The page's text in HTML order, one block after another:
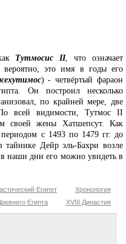
Тутмосис II, что означает
вероятно, это имя в годы его
) - четвёртый фараон
Он построил несколько
по крайней мере, две
всей видимости, Тутмос II
своей жены Хатшепсут. Как
с 1493 по 1479 гг. до
Дейр эль-Бахри возле
наши дни его можно увидеть в
Хронология
Египет
XVIII Династия
Египта